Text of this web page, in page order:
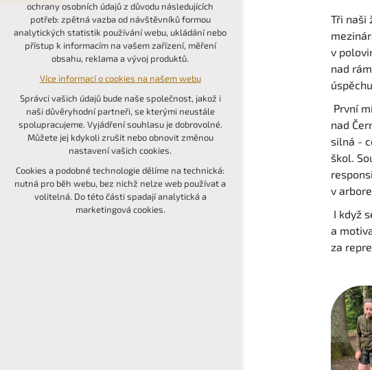
Tři naši
v
nad
První
nad
silná -
škol.
v
I když
a
za
nutná pro provozování webu
udržení kontextu stránek (session): případná
přihlášení, volby jazyka, apod.
Volitelná cookies
analytická pro anonymizované vyhodnocení
návštěvnosti
marketingová cookies (Google, Seznam,
Facebook)
Více informací o cookies na našem webu
PŘIJMOUT VŠECHNY COOKIES
ODMÍTNOUT VOLITELNÁ
ochrany osobních údajů z důvodu následujících
potřeb: zpětná vazba od návštěvníků formou
analytických statistik používání webu, ukládání nebo
přístup k informacím na vašem zařízení, měření
obsahu, reklama a vývoj produktů.
Více informací o cookies na našem webu
Správci vašich údajů bude naše společnost, jakož i
naši důvěryhodní partneři, se kterými neustále
spolupracujeme. Vyjádření souhlasu je dobrovolné.
Můžete jej kdykoli zrušit nebo obnovit změnou
nastavení vašich cookies.
Cookies a podobné technologie dělíme na technická:
nutná pro běh webu, bez nichž nelze web používat a
volitelná. Do této části spadají analytická a
marketingová cookies.